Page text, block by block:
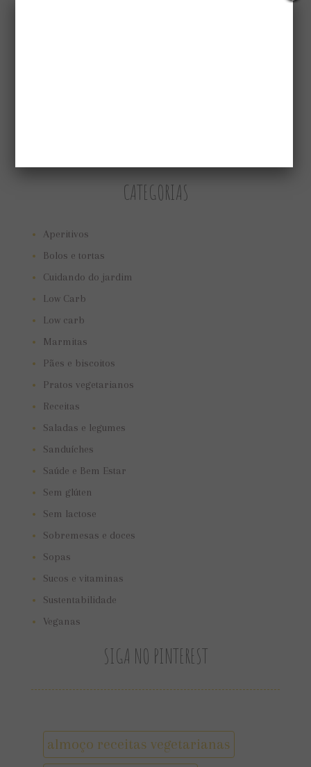
CATEGORIAS
Aperitivos
Bolos e tortas
Cuidando do jardim
Low Carb
Low carb
Marmitas
Pães e biscoitos
Pratos vegetarianos
Receitas
Saladas e legumes
Sanduíches
Saúde e Bem Estar
Sem glúten
Sem lactose
Sobremesas e doces
Sopas
Sucos e vitaminas
Sustentabilidade
Veganas
SIGA NO PINTEREST
almoço receitas vegetarianas